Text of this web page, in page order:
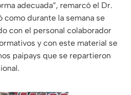
adecuada”, remarcó el Dr.
como durante la semana se
con el personal colaborador
y con este material se
paipays que se repartieron